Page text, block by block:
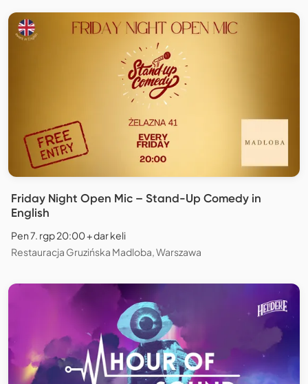
Friday Night Open Mic – Stand-Up Comedy in
English
Pen 7. rgp 20:00 + dar keli
Restauracja Gruzińska Madloba, Warszawa